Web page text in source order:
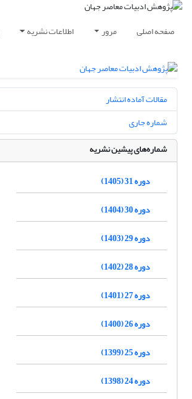
صفحه اصلی مرور اطلاعات نشریه
مقالات آماده انتشار
شماره جاری
شماره‌های پیشین نشریه
دوره 31 (1405)
دوره 30 (1404)
دوره 29 (1403)
دوره 28 (1402)
دوره 27 (1401)
دوره 26 (1400)
دوره 25 (1399)
دوره 24 (1398)